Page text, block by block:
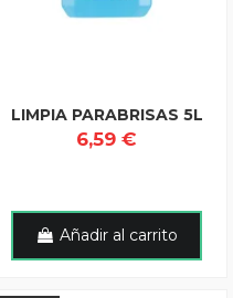
LIMPIA PARABRISAS 5L
6,59 €
Añadir al carrito